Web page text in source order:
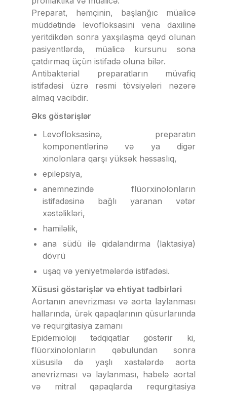
Preparat, həmçinin, başlanğıc müalicə
müddətində levofloksasini vena daxilinə
yeritdikdən sonra yaxşılaşma qeyd olunan
pasiyentlərdə, müalicə kursunu sona
çatdırmaq üçün istifadə oluna bilər.
Antibakterial preparatların müvafiq
istifadəsi üzrə rəsmi tövsiyələri nəzərə
almaq vacibdir.
Əks göstərişlər
Levofloksasinə, preparatın
komponentlərinə və ya digər
xinolonlara qarşı yüksək həssaslıq,
epilepsiya,
anemnezində flüorxinolonların
istifadəsinə bağlı yaranan vətər
xəstəlikləri,
hamiləlik,
ana südü ilə qidalandırma (laktasiya)
dövrü
uşaq və yeniyetmələrdə istifadəsi.
Xüsusi göstərişlər və ehtiyat tədbirləri
Aortanın anevrizması və aorta laylanması
hallarında, ürək qapaqlarının qüsurlarıında
və requrgitasiya zamanı
Epidemioloji tədqiqatlar göstərir ki,
flüorxinolonların qəbulundan sonra
xüsusilə də yaşlı xəstələrdə aorta
anevrizması və laylanması, habelə aortal
və mitral qapaqlarda requrgitasiya